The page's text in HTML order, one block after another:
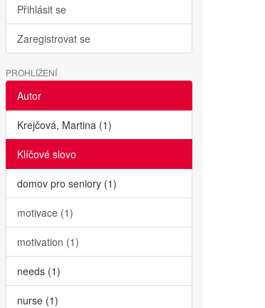
Přihlásit se
Zaregistrovat se
PROHLÍŽENÍ
Autor
Krejčová, Martina (1)
Klíčové slovo
domov pro seniory (1)
motivace (1)
motivation (1)
needs (1)
nurse (1)